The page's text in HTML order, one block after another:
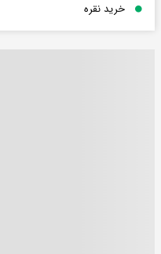
خرید نقره